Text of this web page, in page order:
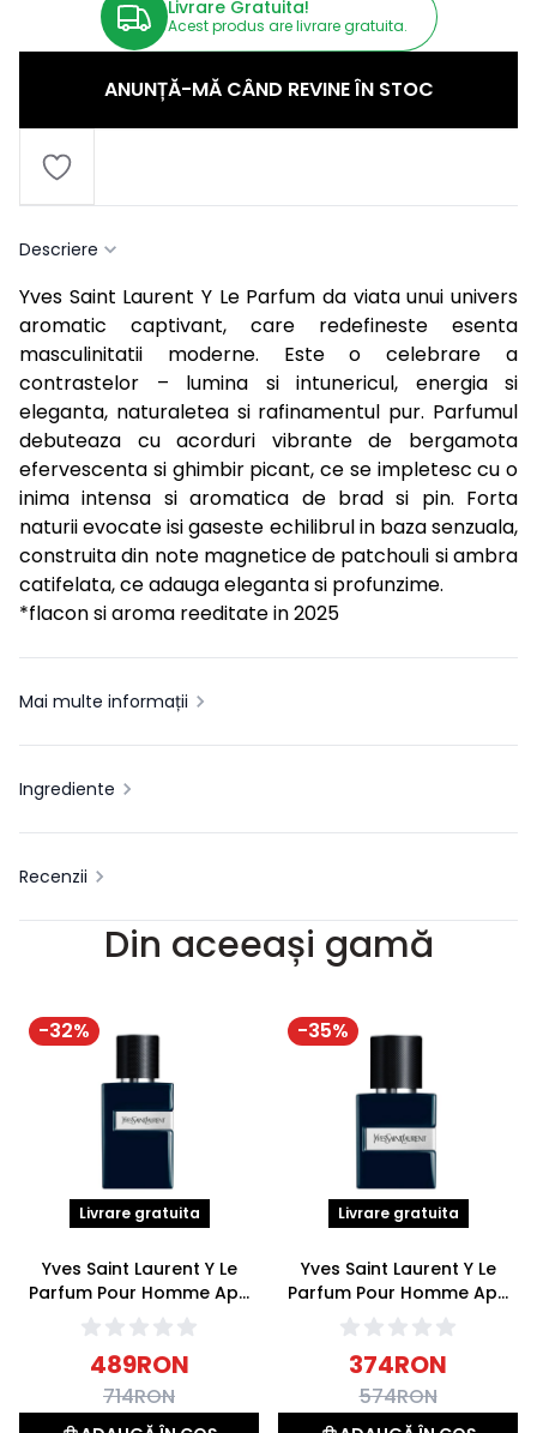
Livrare Gratuita!
Acest produs are livrare gratuita.
ANUNȚĂ-MĂ CÂND REVINE ÎN STOC
Descriere
Yves Saint Laurent Y Le Parfum da viata unui univers
aromatic captivant, care redefineste esenta
masculinitatii moderne. Este o celebrare a
contrastelor – lumina si intunericul, energia si
eleganta, naturaletea si rafinamentul pur. Parfumul
debuteaza cu acorduri vibrante de bergamota
efervescenta si ghimbir picant, ce se impletesc cu o
inima intensa si aromatica de brad si pin. Forta
naturii evocate isi gaseste echilibrul in baza senzuala,
construita din note magnetice de patchouli si ambra
catifelata, ce adauga eleganta si profunzime.
*flacon si aroma reeditate in 2025
Mai multe informații
Ingrediente
Recenzii
Din aceeași gamă
-32%
Livrare gratuita
Yves Saint Laurent Y Le
Parfum Pour Homme Apa
de parfum 60ml
489RON
714RON
-35%
Livrare gratuita
Yves Saint Laurent Y Le
Parfum Pour Homme Apa
de parfum 40ml
374RON
574RON